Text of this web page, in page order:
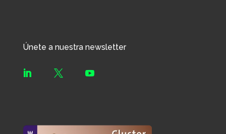
Únete a nuestra newsletter
  